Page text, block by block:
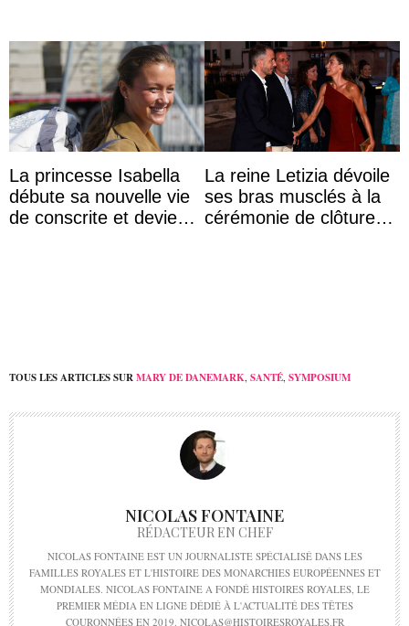
La princesse Isabella
débute sa nouvelle vie
de conscrite et devient
La reine Letizia dévoile
ses bras musclés à la
cérémonie de clôture
TOUS LES ARTICLES SURMARY DE DANEMARK, SANTÉ, SYMPOSIUM
NICOLAS FONTAINE
RÉDACTEUR EN CHEF
NICOLAS FONTAINE EST UN JOURNALISTE SPÉCIALISÉ DANS LES
FAMILLES ROYALES ET L'HISTOIRE DES MONARCHIES EUROPÉENNES ET
MONDIALES. NICOLAS FONTAINE A FONDÉ HISTOIRES ROYALES, LE
PREMIER MÉDIA EN LIGNE DÉDIÉ À L'ACTUALITÉ DES TÊTES
COURONNÉES EN 2019. NICOLAS@HISTOIRESROYALES.FR